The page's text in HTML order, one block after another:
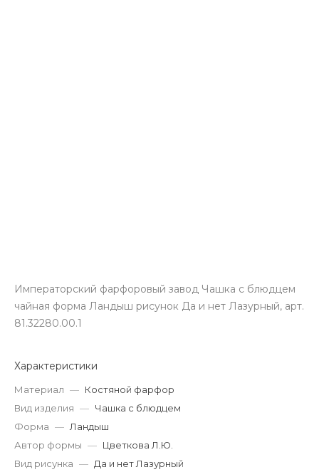
Императорский фарфоровый завод Чашка с блюдцем
чайная форма Ландыш рисунок Да и нет Лазурный, арт.
81.32280.00.1
Характеристики
Материал — Костяной фарфор
Вид изделия — Чашка с блюдцем
Форма — Ландыш
Автор формы — Цветкова Л.Ю.
Вид рисунка — Да и нет Лазурный